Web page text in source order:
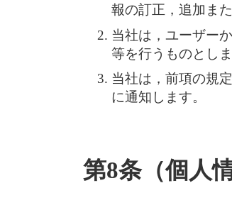
報の訂正，追加ま
当社は，ユーザー
等を行うものとしま
当社は，前項の規
に通知します。
第8条（個人